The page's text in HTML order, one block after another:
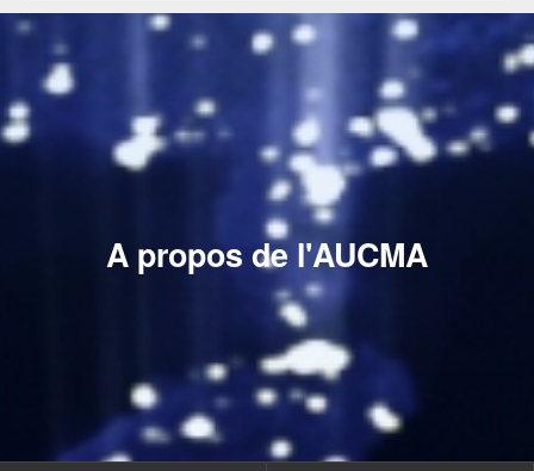
A propos de l'AUCMA